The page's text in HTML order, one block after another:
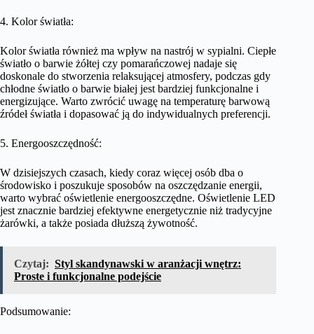
4. Kolor światła:
Kolor światła również ma wpływ na nastrój w sypialni. Ciepłe
światło o barwie żółtej czy pomarańczowej nadaje się
doskonale do stworzenia relaksującej atmosfery, podczas gdy
chłodne światło o barwie białej jest bardziej funkcjonalne i
energizujące. Warto zwrócić uwagę na temperaturę barwową
źródeł światła i dopasować ją do indywidualnych preferencji.
5. Energooszczędność:
W dzisiejszych czasach, kiedy coraz więcej osób dba o
środowisko i poszukuje sposobów na oszczędzanie energii,
warto wybrać oświetlenie energooszczędne. Oświetlenie LED
jest znacznie bardziej efektywne energetycznie niż tradycyjne
żarówki, a także posiada dłuższą żywotność.
Czytaj: Styl skandynawski w aranżacji wnętrz:
Proste i funkcjonalne podejście
Podsumowanie: